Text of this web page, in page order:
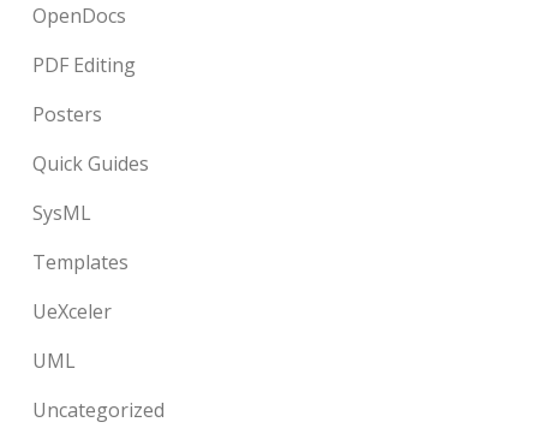
OpenDocs
PDF Editing
Posters
Quick Guides
SysML
Templates
UeXceler
UML
Uncategorized